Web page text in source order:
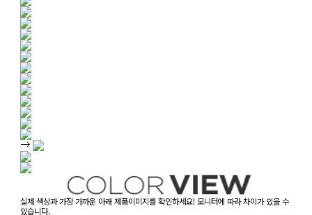
-->
실제 색상과 가장 가까운 아래 제품이미지를 확인하세요! 모니터에 따라 차이가 있을 수
있습니다.